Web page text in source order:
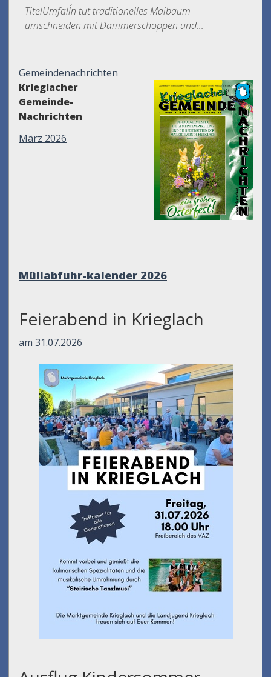
TitelUmfall´n tut traditionelles Maibaum
umschneiden mit Dämmerschoppen und...
Gemeindenachrichten
Krieglacher
Gemeinde-
Nachrichten
März 2026
Müllabfuhr-kalender
Feierabend in Krieglach
am 31.07.2026